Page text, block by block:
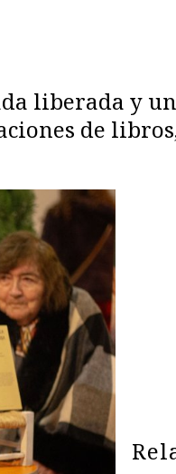
liberada y
de